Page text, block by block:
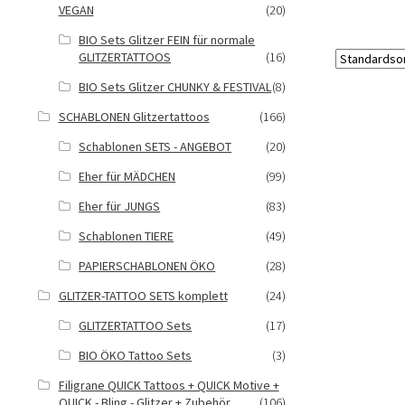
VEGAN
(20)
BIO Sets Glitzer FEIN für normale
GLITZERTATTOOS
(16)
BIO Sets Glitzer CHUNKY & FESTIVAL(8)
SCHABLONEN Glitzertattoos
(166)
Schablonen SETS - ANGEBOT
(20)
Eher für MÄDCHEN
(99)
Eher für JUNGS
(83)
Schablonen TIERE
(49)
PAPIERSCHABLONEN ÖKO
(28)
GLITZER-TATTOO SETS komplett
(24)
GLITZERTATTOO Sets
(17)
BIO ÖKO Tattoo Sets
(3)
Filigrane QUICK Tattoos + QUICK Motive +